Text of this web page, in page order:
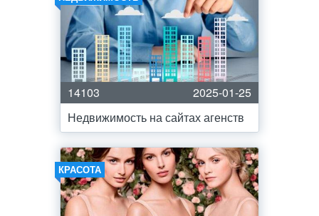
14103
2025-01-25
Недвижимость на сайтах агенств
КРАСОТА